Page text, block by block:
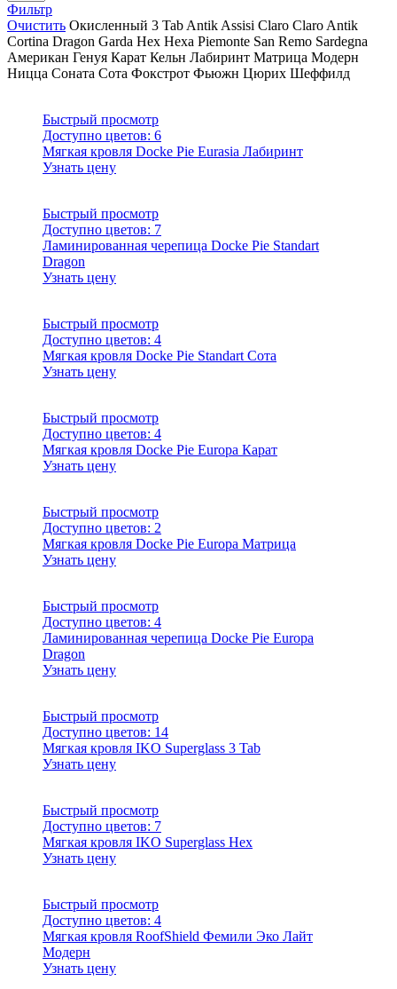
Фильтр
Очистить Окисленный 3 Tab Antik Assisi Claro Claro Antik
Cortina Dragon Garda Hex Hexa Piemonte San Remo Sardegna
Американ Генуя Карат Кельн Лабиринт Матрица Модерн
Ницца Соната Сота Фокстрот Фьюжн Цюрих Шеффилд
Быстрый просмотр
Доступно цветов: 6
Мягкая кровля Docke Pie Eurasia Лабиринт
Узнать цену
Быстрый просмотр
Доступно цветов: 7
Ламинированная черепица Docke Pie Standart
Dragon
Узнать цену
Быстрый просмотр
Доступно цветов: 4
Мягкая кровля Docke Pie Standart Сота
Узнать цену
Быстрый просмотр
Доступно цветов: 4
Мягкая кровля Docke Pie Europa Карат
Узнать цену
Быстрый просмотр
Доступно цветов: 2
Мягкая кровля Docke Pie Europa Матрица
Узнать цену
Быстрый просмотр
Доступно цветов: 4
Ламинированная черепица Docke Pie Europa
Dragon
Узнать цену
Быстрый просмотр
Доступно цветов: 14
Мягкая кровля IKO Superglass 3 Tab
Узнать цену
Быстрый просмотр
Доступно цветов: 7
Мягкая кровля IKO Superglass Hex
Узнать цену
Быстрый просмотр
Доступно цветов: 4
Мягкая кровля RoofShield Фемили Эко Лайт
Модерн
Узнать цену